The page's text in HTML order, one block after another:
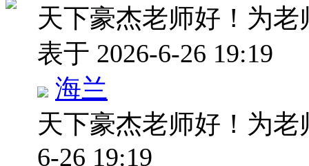
天下豪杰老师好！为
表于 2026-6-26 19:19
海兰
天下豪杰老师好！为
6-26 19:19